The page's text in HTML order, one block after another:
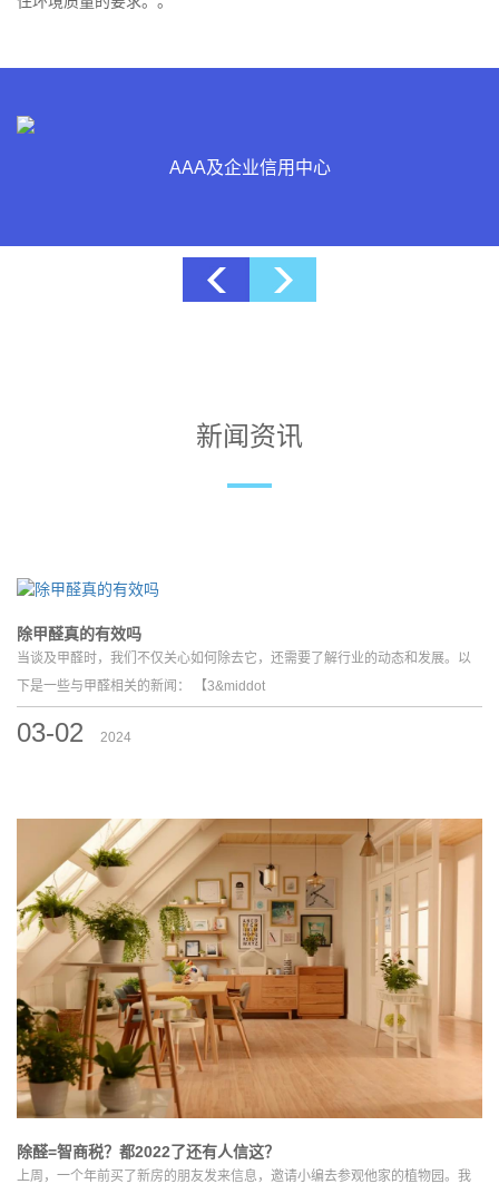
博士后科研工作站
新闻资讯
除甲醛真的有效吗
当谈及甲醛时，我们不仅关心如何除去它，还需要了解行业的动态和发展。以
下是一些与甲醛相关的新闻： 【3&middot
03-02 2024
除醛=智商税？都2022了还有人信这？
上周，一个年前买了新房的朋友发来信息，邀请小编去参观他家的植物园。我